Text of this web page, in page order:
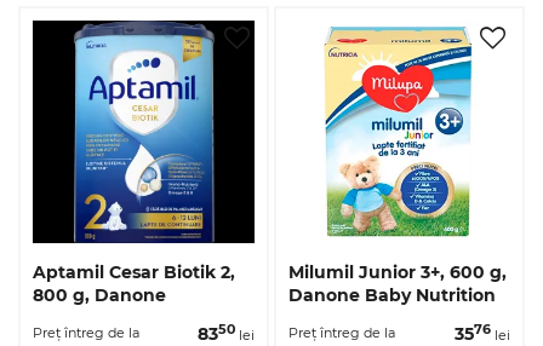
Aptamil Cesar Biotik 2,
800 g, Danone
Preț întreg de la 8350 lei
Milumil Junior 3+, 600 g,
Danone Baby Nutrition
Preț întreg de la 3576 lei